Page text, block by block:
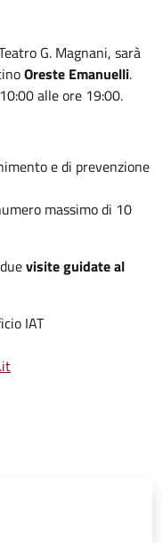
G. Magnani, sarà
Oreste Emanuelli.
alle ore 19:00.
e di prevenzione
massimo di 10
visite guidate al
IAT